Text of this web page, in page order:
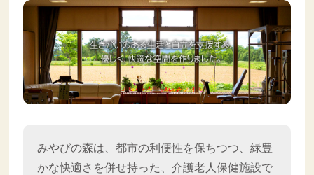
みやびの森は、都市の利便性を保ちつつ、緑豊
かな快適さを併せ持った、介護老人保健施設で